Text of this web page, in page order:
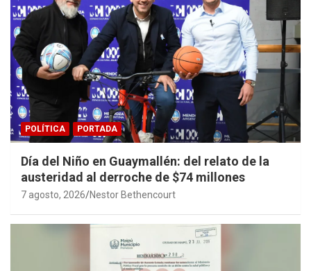
POLÍTICA PORTADA
Día del Niño en Guaymallén: del relato de la
austeridad al derroche de $74 millones
7 agosto, 2026 Nestor Bethencourt